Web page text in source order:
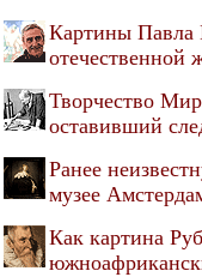
Картины Павла
отечественной
Творчество
оставивший
Ранее
музее
Как картина